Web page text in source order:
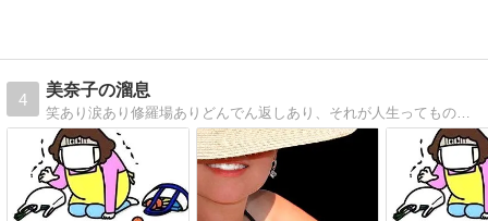
4
美奈子の溜息
笑あり涙あり修羅場ありどんでん返しあり、それが人生ってものよね